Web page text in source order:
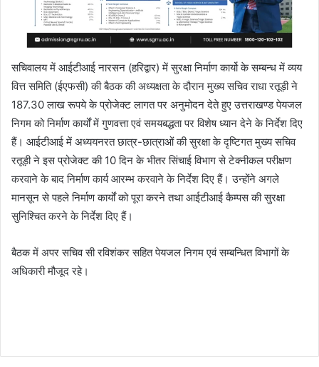
सचिवालय में आईटीआई नारसन (हरिद्वार) में सुरक्षा निर्माण कार्यो के सम्बन्ध में व्यय
वित्त समिति (ईएफसी) की बैठक की अध्यक्षता के दौरान मुख्य सचिव राधा रतूड़ी ने
187.30 लाख रूपये के प्रोजेक्ट लागत पर अनुमोदन देते हुए उत्तराखण्ड पेयजल
निगम को निर्माण कार्यों में गुणवत्ता एवं समयबद्धता पर विशेष ध्यान देने के निर्देश दिए
हैं। आईटीआई में अध्ययनरत छात्र-छात्राओं की सुरक्षा के दृष्टिगत मुख्य सचिव
रतूड़ी ने इस प्रोजेक्ट की 10 दिन के भीतर सिंचाई विभाग से टेक्नीकल परीक्षण
करवाने के बाद निर्माण कार्य आरम्भ करवाने के निर्देश दिए हैं। उन्होंने अगले
मानसून से पहले निर्माण कार्यों को पूरा करने तथा आईटीआई कैम्पस की सुरक्षा
सुनिश्चित करने के निर्देश दिए हैं।
बैठक में अपर सचिव सी रविशंकर सहित पेयजल निगम एवं सम्बन्धित विभागों के
अधिकारी मौजूद रहे।